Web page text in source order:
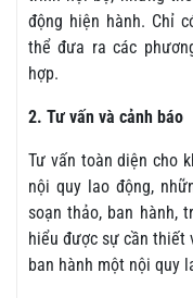
động hiện hành. Chỉ
thể đưa ra các
hợp.
2. Tư vấn và cảnh báo
Tư vấn toàn diện cho
nội quy lao động,
soạn thảo, ban hành,
hiểu được sự cần thiết
ban hành một nội quy